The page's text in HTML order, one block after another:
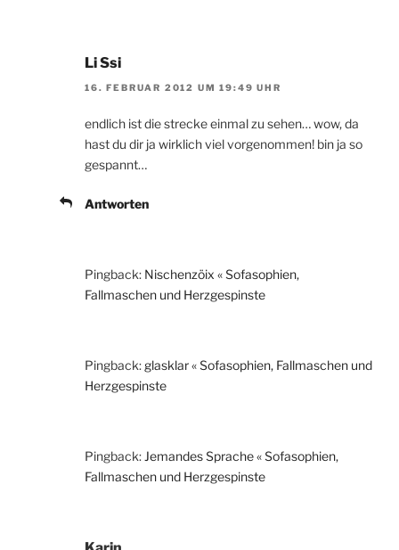
Li Ssi
16. FEBRUAR 2012 UM 19:49 UHR
endlich ist die strecke einmal zu sehen… wow, da
hast du dir ja wirklich viel vorgenommen! bin ja so
gespannt…
Antworten
Pingback: Nischenzöix « Sofasophien,
Fallmaschen und Herzgespinste
Pingback: glasklar « Sofasophien, Fallmaschen und
Herzgespinste
Pingback: Jemandes Sprache « Sofasophien,
Fallmaschen und Herzgespinste